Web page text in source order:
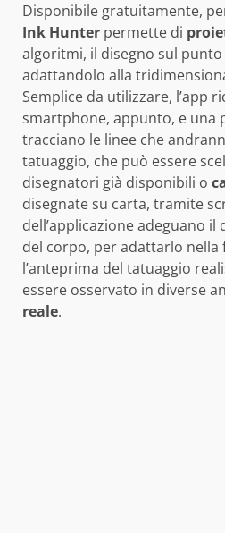
Disponibile gratuitamente,
Ink Hunter permette di
algoritmi, il disegno sul
adattandolo alla
Semplice da utilizzare, l’app
smartphone, appunto, e una
tracciano le linee che
tatuaggio, che può essere
disegnatori già disponibili o
disegnate su carta, tramite
dell’applicazione adeguano il
del corpo, per adattarlo nella
l’anteprima del tatuaggio
essere osservato in diverse
reale.